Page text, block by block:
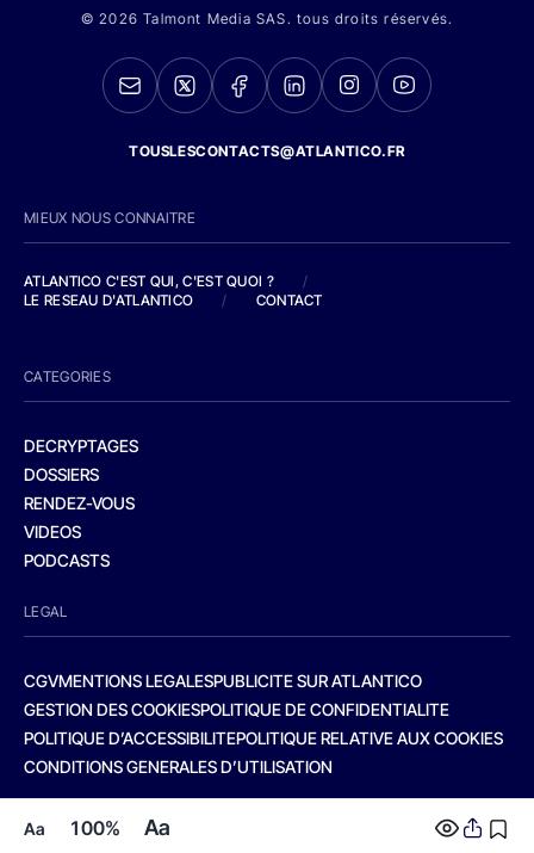
Aa 100% Aa
© 2026 Talmont Media SAS. tous droits réservés.
TOUSLESCONTACTS@ATLANTICO.FR
MIEUX NOUS CONNAITRE
ATLANTICO C'EST QUI, C'EST QUOI ?
/
LE RESEAU D'ATLANTICO
/ CONTACT
CATEGORIES
DECRYPTAGES
DOSSIERS
RENDEZ-VOUS
VIDEOS
PODCASTS
LEGAL
CGVMENTIONS LEGALESPUBLICITE SUR ATLANTICO
GESTION DES COOKIESPOLITIQUE DE CONFIDENTIALITE
POLITIQUE D’ACCESSIBILITEPOLITIQUE RELATIVE AUX COOKIES
CONDITIONS GENERALES D’UTILISATION